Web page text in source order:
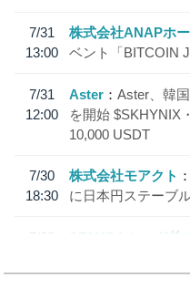
7/31
13:00
株式会社ANAPホ
ベント「BITCOIN
7/31
12:00
Aster
Aster、韓
を開始 $SKHYNIX
10,000 USDT
7/30
18:30
株式会社モアクト
に日本円ステーブ
7/29
SBI VCトレード株